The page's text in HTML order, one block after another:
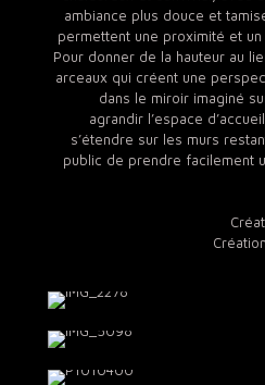
ambiance plus douce et
permettent une proximité et
Pour donner de la hauteur au
arceaux qui créent une
dans le miroir imaginé
agrandir l’espace
s’étendre sur les murs
public de prendre facilement